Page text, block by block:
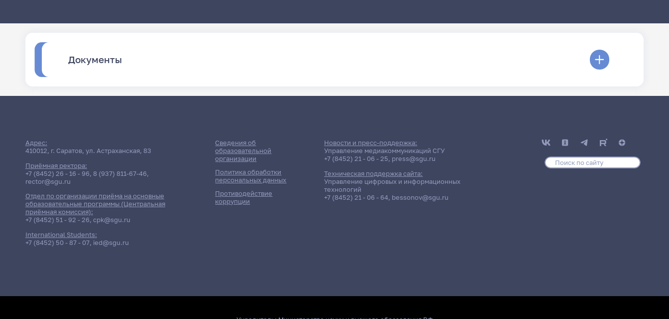
Документы
Адрес:
410012, г. Саратов, ул. Астраханская, 83
Приёмная ректора:
+7 (8452) 26 - 16 - 96, 8 (937) 811-67-46,
rector@sgu.ru
Отдел по организации приёма на основные
образовательные программы (Центральная
приёмная комиссия):
+7 (8452) 51 - 92 - 26, cpk@sgu.ru
International Students:
+7 (8452) 50 - 87 - 07, ied@sgu.ru
Сведения об
образовательной
организации
Политика обработки
персональных данных
Противодействие
коррупции
Новости и пресс-поддержка:
Управление медиакоммуникаций СГУ
+7 (8452) 21 - 06 - 25, press@sgu.ru
Техническая поддержка сайта:
Управление цифровых и информационных
технологий
+7 (8452) 21 - 06 - 64, bessonov@sgu.ru